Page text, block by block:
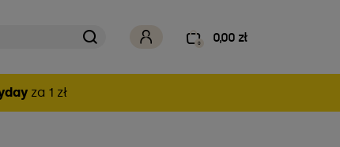
0 0,00 zł
za 1 zł